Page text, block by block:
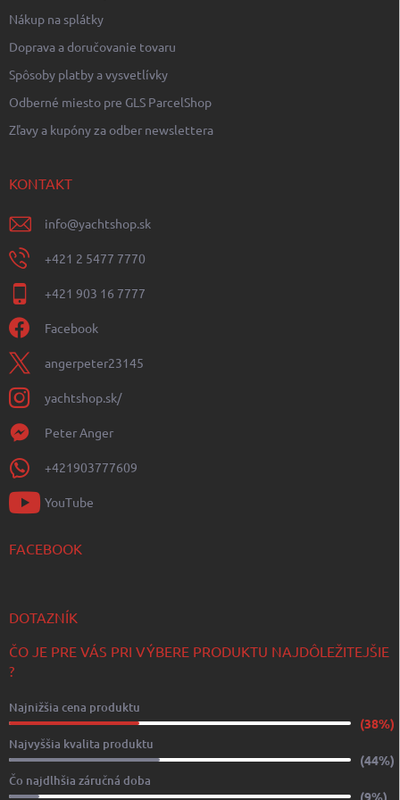
Nákup na splátky
Doprava a doručovanie tovaru
Spôsoby platby a vysvetlívky
Odberné miesto pre GLS ParcelShop
Zľavy a kupóny za odber newslettera
KONTAKT
info@yachtshop.sk
+421 2 5477 7770
+421 903 16 7777
Facebook
angerpeter23145
yachtshop.sk/
Peter Anger
+421903777609
YouTube
FACEBOOK
DOTAZNÍK
ČO JE PRE VÁS PRI VÝBERE PRODUKTU NAJDÔLEŽITEJŠIE
?
Najnižšia cena produktu
(38%)
Najvyššia kvalita produktu
(44%)
Čo najdlhšia záručná doba